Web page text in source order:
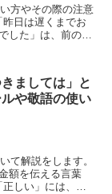
方やその際の注意
日は遅くまでお
した」は、前の日
ましては」と
や敬語の使い
て解説をします。
額を伝える言葉
しい」には、事